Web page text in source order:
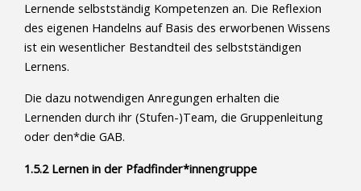
Lernende selbstständig Kompetenzen an. Die Reflexion
des eigenen Handelns auf Basis des erworbenen Wissens
ist ein wesentlicher Bestandteil des selbstständigen
Lernens.
Die dazu notwendigen Anregungen erhalten die
Lernenden durch ihr (Stufen-)Team, die Gruppenleitung
oder den*die GAB.
1.5.2 Lernen in der Pfadfinder*innengruppe